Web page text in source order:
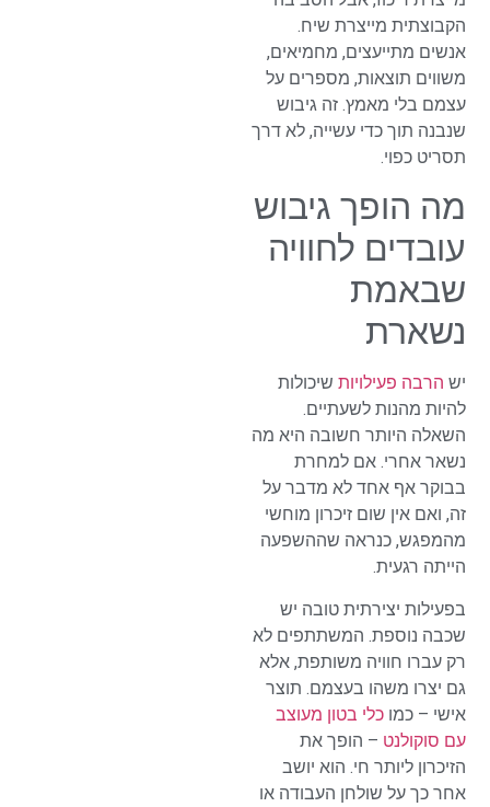
הקבוצתית מייצרת שיח.
אנשים מתייעצים, מחמיאים,
משווים תוצאות, מספרים על
עצמם בלי מאמץ. זה גיבוש
שנבנה תוך כדי עשייה, לא דרך
תסריט כפוי.
מה הופך גיבוש
עובדים לחוויה
שבאמת
נשארת
יש הרבה פעילויות שיכולות
להיות מהנות לשעתיים.
השאלה היותר חשובה היא מה
נשאר אחרי. אם למחרת
בבוקר אף אחד לא מדבר על
זה, ואם אין שום זיכרון מוחשי
מהמפגש, כנראה שההשפעה
הייתה רגעית.
בפעילות יצירתית טובה יש
שכבה נוספת. המשתתפים לא
רק עברו חוויה משותפת, אלא
גם יצרו משהו בעצמם. תוצר
אישי – כמוכלי בטון מעוצב
עם סוקולנט – הופך את
הזיכרון ליותר חי. הוא יושב
אחר כך על שולחן העבודה או